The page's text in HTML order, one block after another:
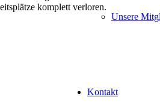
Unsere
Kontakt
komplett verloren.